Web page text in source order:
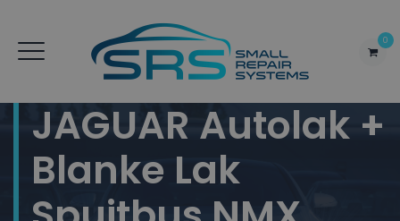
0
JAGUAR Autolak +
Blanke Lak